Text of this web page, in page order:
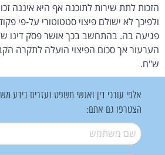
הזכות לתת שירות לתוכנה אף היא איננה
פגיעה בה. בהתחשב בכך אושר פסק דינו
ש"ח.
אלפי עורכי דין ואנשי משפט נעזרים בידע
הצטרפו גם אתם:
שם משתמש*